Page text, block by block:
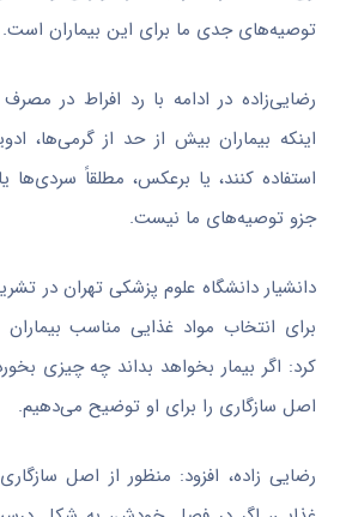
توصیه‌های جدی ما برای این بیماران است.
رضایی‌زاده در ادامه با رد افراط در
اینکه بیماران بیش از حد از گرمی‌ها،
استفاده کنند، یا برعکس، مطلقاً سردی‌ها یا
جزو توصیه‌های ما نیست.
دانشیار دانشگاه علوم پزشکی تهران در
برای انتخاب مواد غذایی مناسب
کرد: اگر بیمار بخواهد بداند چه چیزی
اصل سازگاری را برای او توضیح می‌دهیم.
رضایی زاده، افزود: منظور از اصل